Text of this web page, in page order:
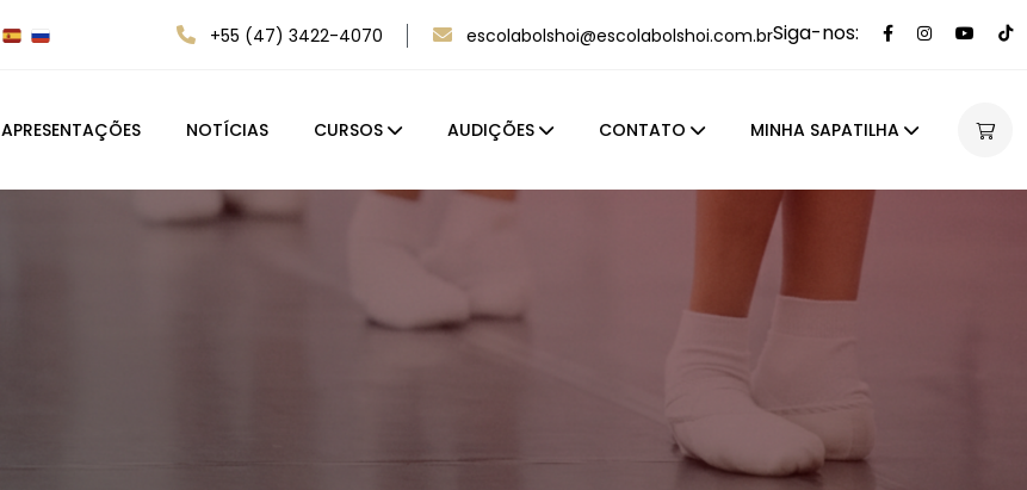
+55 (47) 3422-4070 escolabolshoi@escolabolshoi.com.brSiga-nos:
APRESENTAÇÕES NOTÍCIAS CURSOS AUDIÇÕES CONTATO MINHA SAPATILHA